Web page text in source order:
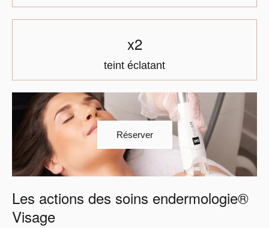
x2
teint éclatant
Réserver
Les actions des soins endermologie®
Visage